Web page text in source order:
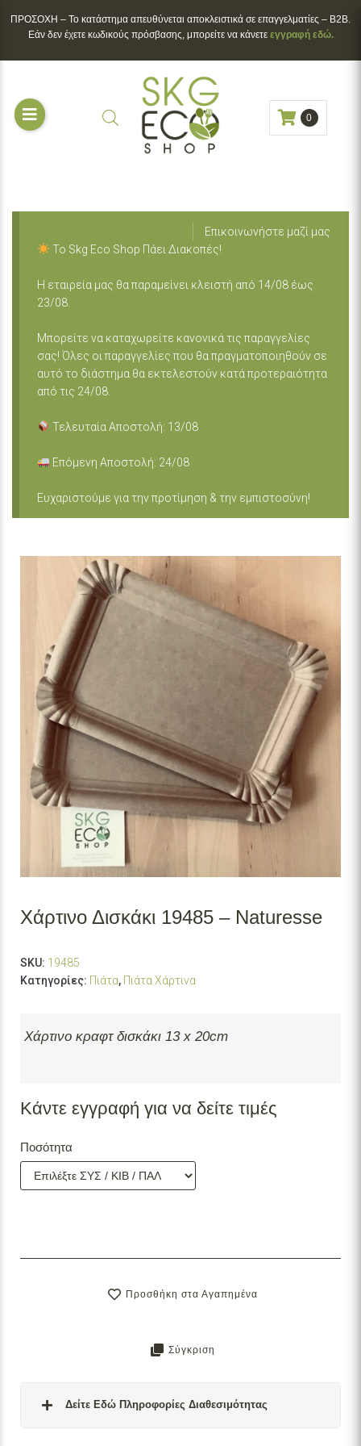
ΠΡΟΣΟΧΗ – To κατάστημα απευθύνεται αποκλειστικά σε επαγγελματίες – B2B.
Εάν δεν έχετε κωδικούς πρόσβασης, μπορείτε να κάνετε εγγραφή εδώ.
0
Επικοινωνήστε μαζί μας
Το Skg Eco Shop Πάει Διακοπές!
Η εταιρεία μας θα παραμείνει κλειστή από 14/08 έως
23/08.
Μπορείτε να καταχωρείτε κανονικά τις παραγγελίες
σας! Όλες οι παραγγελίες που θα πραγματοποιηθούν σε
αυτό το διάστημα θα εκτελεστούν κατά προτεραιότητα
από τις 24/08.
Τελευταία Αποστολή: 13/08
Επόμενη Αποστολή: 24/08
Ευχαριστούμε για την προτίμηση & την εμπιστοσύνη!
Χάρτινο Δισκάκι 19485 – Naturesse
SKU: 19485
Κατηγορίες: Πιάτα, Πιάτα Χάρτινα
Χάρτινο κραφτ δισκάκι 13 x 20cm
Κάντε εγγραφή για να δείτε τιμές
Ποσότητα
Προσθήκη στα Αγαπημένα
Σύγκριση
Δείτε Εδώ Πληροφορίες Διαθεσιμότητας